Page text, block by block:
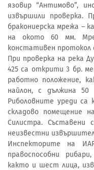
язовир “Антимово”,
извършили проверка.
бракониерска мрежа –
на окото 60 мм.
констативен
При проверка на река
425 са открити 3 бр.
работно положение,
найлон, с дължина
Риболовните уреди са
складово помещение
Силистра. Съставени
неизвестни
Инспекторите на
правоспособни
както и шест лица,